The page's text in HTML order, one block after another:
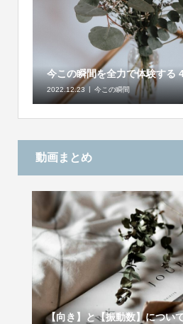
今この瞬間を全力で体験する
2022.12.23 今この瞬間
動画まとめ
【向き】と【振動数】につい